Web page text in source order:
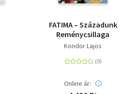
FATIMA – Századunk
Reménycsillaga
Kondor Lajos
Online ár: